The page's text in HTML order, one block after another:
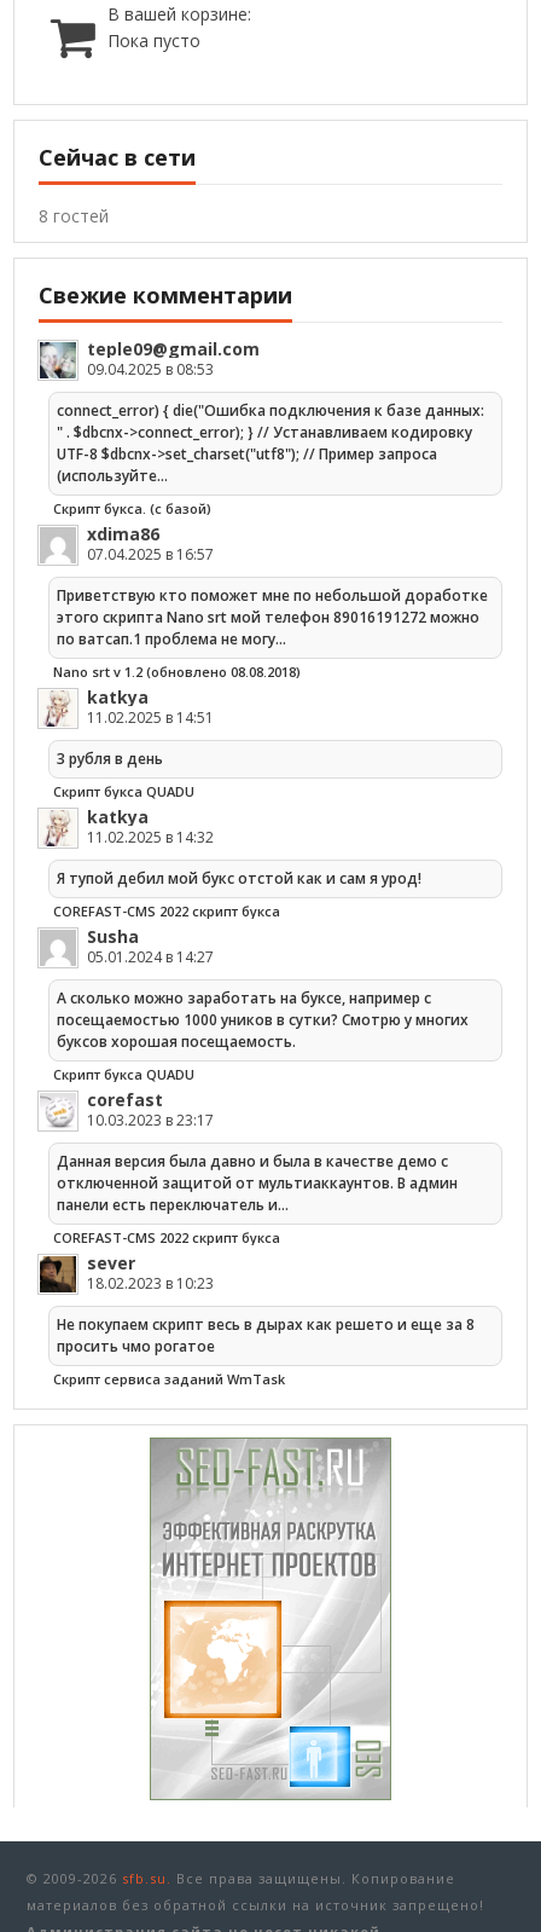
В вашей корзине:
Пока пусто
Сейчас в сети
8 гостей
Свежие комментарии
teple09@gmail.com
09.04.2025 в 08:53
connect_error) { die("Ошибка подключения к базе данных:
" . $dbcnx->connect_error); } // Устанавливаем кодировку
UTF-8 $dbcnx->set_charset("utf8"); // Пример запроса
(используйте…
Скрипт букса. (с базой)
xdima86
07.04.2025 в 16:57
Приветствую кто поможет мне по небольшой доработке
этого скрипта Nano srt мой телефон 89016191272 можно
по ватсап.1 проблема не могу…
Nano srt v 1.2 (обновлено 08.08.2018)
katkya
11.02.2025 в 14:51
3 рубля в день
Скрипт букса QUADU
katkya
11.02.2025 в 14:32
Я тупой дебил мой букс отстой как и сам я урод!
COREFAST-CMS 2022 скрипт букса
Susha
05.01.2024 в 14:27
А сколько можно заработать на буксе, например с
посещаемостью 1000 уников в сутки? Смотрю у многих
буксов хорошая посещаемость.
Скрипт букса QUADU
corefast
10.03.2023 в 23:17
Данная версия была давно и была в качестве демо с
отключенной защитой от мультиаккаунтов. В админ
панели есть переключатель и…
COREFAST-CMS 2022 скрипт букса
sever
18.02.2023 в 10:23
Не покупаем скрипт весь в дырах как решето и еще за 8
просить чмо рогатое
Cкрипт сервиса заданий WmTask
© 2009-2026 sfb.su.
Все права защищены. Копирование
материалов без обратной ссылки на источник запрещено!